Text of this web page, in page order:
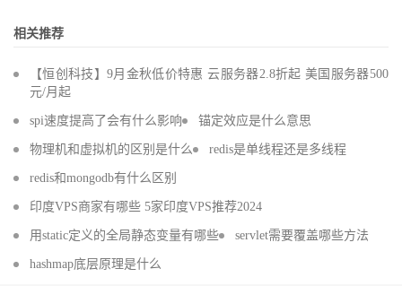
相关推荐
【恒创科技】9月金秋低价特惠 云服务器2.8折起 美国服务器500
元/月起
spi速度提高了会有什么影响 锚定效应是什么意思
物理机和虚拟机的区别是什么 redis是单线程还是多线程
redis和mongodb有什么区别
印度VPS商家有哪些 5家印度VPS推荐2024
用static定义的全局静态变量有哪些 servlet需要覆盖哪些方法
hashmap底层原理是什么